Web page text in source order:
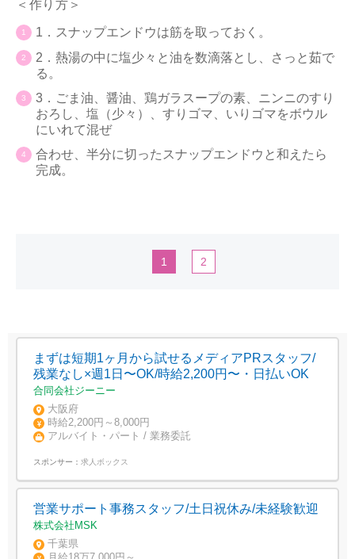
＜作り方＞
1．スナップエンドウは筋を取っておく。
2．熱湯の中に塩少々と油を数滴落とし、さっと茹で
る。
3．ごま油、醤油、鶏ガラスープの素、ニンニのすり
おろし、塩（少々）、すりゴマ、いりゴマをボウル
にいれて混ぜ
合わせ、半分に切ったスナップエンドウと和えたら
完成。
1 2
まずは短期1ヶ月から試せるメディアPRスタッフ/
残業なし×週1日〜OK/時給2,200円〜・日払いOK
合同会社ジーニー
大阪府
時給2,200円～8,000円
アルバイト・パート / 業務委託
スポンサー： 求人ボックス
営業サポート事務スタッフ/土日祝休み/未経験歓迎
株式会社MSK
千葉県